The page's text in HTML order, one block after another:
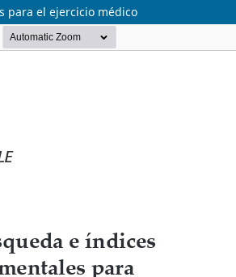
para el ejercicio médico